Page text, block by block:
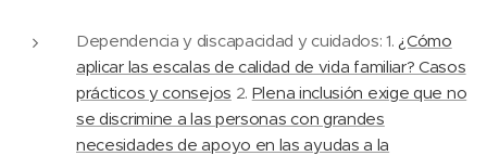
Dependencia y discapacidad y cuidados: 1. ¿Cómo
aplicar las escalas de calidad de vida familiar? Casos
prácticos y consejos 2. Plena inclusión exige que no
se discrimine a las personas con grandes
necesidades de apoyo en las ayudas a la